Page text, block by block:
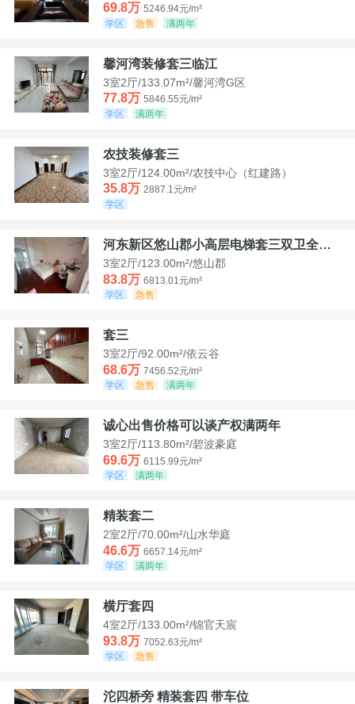
69.8万 5246.94元/m²
学区
急售 满两年
馨河湾装修套三临江
3室2厅/133.07m²/馨河湾G区
77.8万 5846.55元/m²
学区
满两年
农技装修套三
3室2厅/124.00m²/农技中心（红建路）
35.8万 2887.1元/m²
学区
河东新区悠山郡小高层电梯套三双卫全装带家具家电
3室2厅/123.00m²/悠山郡
83.8万 6813.01元/m²
学区
急售
套三
3室2厅/92.00m²/依云谷
68.6万 7456.52元/m²
学区
急售 满两年
诚心出售价格可以谈产权满两年
3室2厅/113.80m²/碧波豪庭
69.6万 6115.99元/m²
学区
满两年
精装套二
2室2厅/70.00m²/山水华庭
46.6万 6657.14元/m²
学区
满两年
横厅套四
4室2厅/133.00m²/锦官天宸
93.8万 7052.63元/m²
学区
急售
沱四桥旁 精装套四 带车位